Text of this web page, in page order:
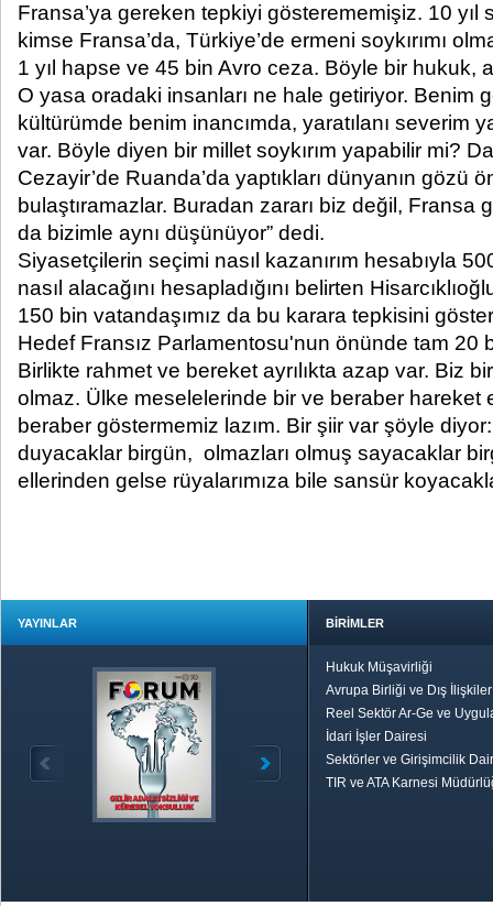
Fransa’ya gereken tepkiyi gösterememişiz. 10 yıl
kimse Fransa’da, Türkiye’de ermeni soykırımı
1 yıl hapse ve 45 bin Avro ceza. Böyle bir hukuk,
O yasa oradaki insanları ne hale getiriyor. Benim
kültürümde benim inancımda, yaratılanı severim
var. Böyle diyen bir millet soykırım yapabilir mi?
Cezayir’de Ruanda’da yaptıkları dünyanın gözü
bulaştıramazlar. Buradan zararı biz değil, Fransa
da bizimle aynı düşünüyor” dedi.
Siyasetçilerin seçimi nasıl kazanırım hesabıyla
nasıl alacağını hesapladığını belirten
150 bin vatandaşımız da bu karara tepkisini
Hedef Fransız Parlamentosu'nun önünde tam 20
Birlikte rahmet ve bereket ayrılıkta azap var. Biz
olmaz. Ülke meselelerinde bir ve beraber hareket
beraber göstermemiz lazım. Bir şiir var şöyle
duyacaklar birgün, olmazları olmuş sayacaklar
ellerinden gelse rüyalarımıza bile sansür
YAYINLAR BİRİMLER
Hukuk Müşavirliği
Avrupa Birliği ve Dış
Reel Sektör Ar-Ge ve
İdari İşler Dairesi
Sektörler ve Girişimcilik
TIR ve ATA Karnesi